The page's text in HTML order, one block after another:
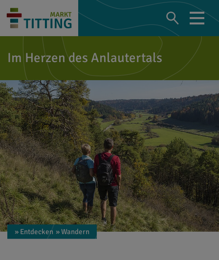
Im Herzen des Anlautertals
» Entdecken » Wandern